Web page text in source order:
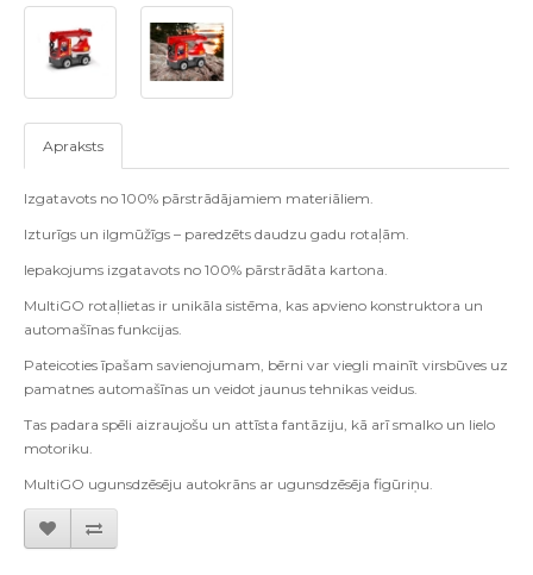
Apraksts
Izgatavots no 100% pārstrādājamiem materiāliem.
Izturīgs un ilgmūžīgs – paredzēts daudzu gadu rotaļām.
Iepakojums izgatavots no 100% pārstrādāta kartona.
MultiGO rotaļlietas ir unikāla sistēma, kas apvieno konstruktora un
automašīnas funkcijas.
Pateicoties īpašam savienojumam, bērni var viegli mainīt virsbūves uz
pamatnes automašīnas un veidot jaunus tehnikas veidus.
Tas padara spēli aizraujošu un attīsta fantāziju, kā arī smalko un lielo
motoriku.
MultiGO ugunsdzēsēju autokrāns ar ugunsdzēsēja figūriņu.